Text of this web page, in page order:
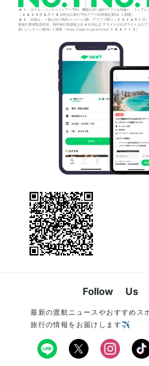
*1「ホテル・パッケージツアー予約」機能を持つ旅行アプリを対象に、ストアレ
（2025年6月18日時点の旅行予約アプリ利用満足度No.1調査）
*2「品揃え」＝個人向け海外パッケージ数。アプリブ調べ（2026年1月
要旅行業者取扱状況」海外旅行取扱額上位4社含む計7サイトの公式サイト上のプ
扱いパッケージ数No.1調査：https://app-liv.jp/articles/155712/
Follow Us
最新の渡航ニュースやおすすめス
旅行の情報をお届けします✈️